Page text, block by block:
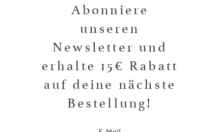
Abonniere
unseren
Newsletter und
erhalte 15€ Rabatt
auf deine nächste
Bestellung!